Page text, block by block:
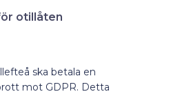
otillåten
ska betala en
mot GDPR. Detta